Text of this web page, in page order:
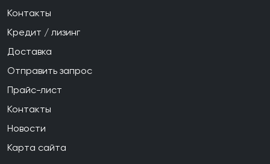
Контакты
Кредит / лизинг
Доставка
Отправить запрос
Прайс-лист
Контакты
Новости
Карта сайта